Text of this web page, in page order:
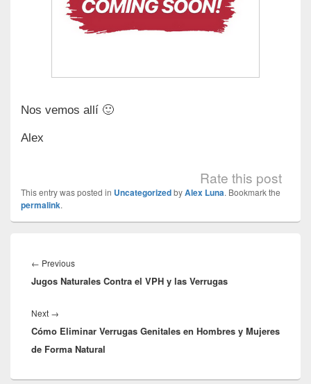
Nos vemos allí 🙂
Alex
Rate this post
This entry was posted in UncategorizedbyAlex Luna. Bookmark the
permalink.
de
entradas
← PreviousPrevious
post:
Jugos Naturales Contra el VPH y las Verrugas
Next →
post:
Cómo Eliminar Verrugas Genitales en Hombres y Mujeres
de Forma Natural